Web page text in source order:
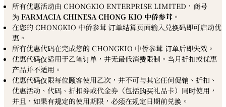
所有优惠活动由 CHONGKIO ENTERPRISE LIMITED，商号
为 FARMACIA CHINESA CHONG KIO 中侨参茸 。
在您的 CHONGKIO 中侨参茸 订单结算页面输入兑换码即可启动优
惠。
所有优惠代码在完成您的 CHONGKIO 中侨参茸 订单后即失效。
优惠代码仅适用于乙笔订单，并无最低消费限制。当月折扣或优惠
产品并不适用。
优惠代码仅限每位顾客使用乙次，并不可与其它任何促销、折扣、
优惠活动、代码、折扣券或代金券（包括购买礼品卡）同时使用，
并且，如果有规定的使用期限，必须在规定日期前兑换。